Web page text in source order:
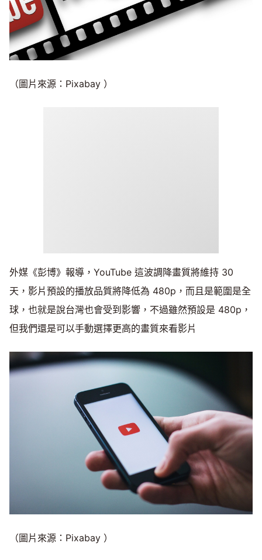
（圖片來源：Pixabay ）
外媒《彭博》報導，YouTube 這波調降畫質將維持 30
天，影片預設的播放品質將降低為 480p，而且是範圍是全
球，也就是說台灣也會受到影響，不過雖然預設是 480p，
但我們還是可以手動選擇更高的畫質來看影片
（圖片來源：Pixabay ）